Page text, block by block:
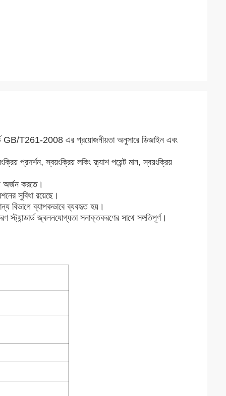
GB/T261-2008 এর প্রয়োজনীয়তা অনুসারে ডিজাইন এবং
প্রদর্শন, স্বয়ংক্রিয় লকিং ফ্ল্যাশ পয়েন্ট মান, স্বয়ংক্রিয়
অর্জন করতে।
সুবিধা রয়েছে।
বিভাগে ব্যাপকভাবে ব্যবহৃত হয়।
জ্বলনযোগ্যতা সনাক্তকরণের সাথে সঙ্গতিপূর্ণ।